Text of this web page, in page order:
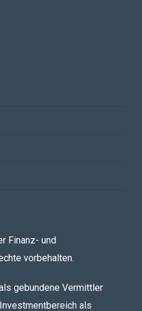
Finanz- und
vorbehalten.
gebundene Vermittler
als